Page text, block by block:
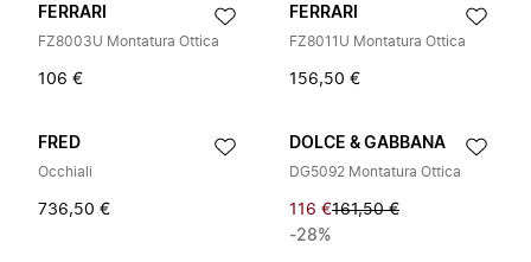
FERRARI
FZ8003U Montatura Ottica
106 €
FERRARI
FZ8011U Montatura Ottica
156,50 €
FRED
Occhiali
736,50 €
DOLCE & GABBANA
DG5092 Montatura Ottica
116 €161,50 €
-28%